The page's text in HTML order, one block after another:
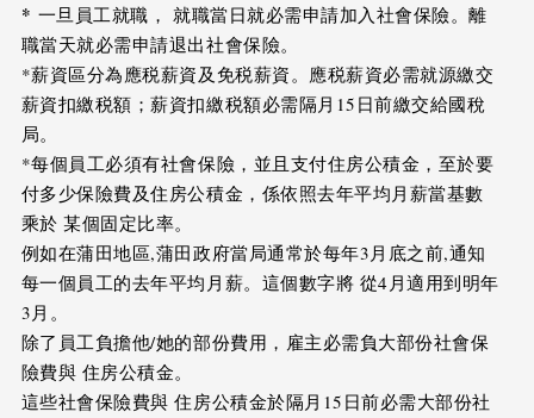
* 一旦員工就職， 就職當日就必需申請加入社會保險。離
職當天就必需申請退出社會保險。
*薪資區分為應税薪資及免税薪資。應税薪資必需就源繳交
薪資扣繳税額；薪資扣繳税額必需隔月15日前繳交給國稅
局。
*每個員工必須有社會保險，並且支付住房公積金，至於要
付多少保險費及住房公積金，係依照去年平均月薪當基數
乘於 某個固定比率。
例如在蒲田地區,蒲田政府當局通常於每年3月底之前,通知
每一個員工的去年平均月薪。這個數字將 從4月適用到明年
3月。
除了員工負擔他/她的部份費用，雇主必需負大部份社會保
險費與 住房公積金。
這些社會保險費與 住房公積金於隔月15日前必需大部份社